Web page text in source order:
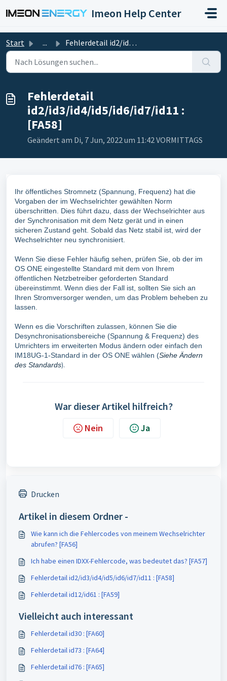
Imeon Help Center
Start ... Fehlerdetail id2/id3/id4/id5/id6/id7/id11 : [FA58]
Fehlerdetail
id2/id3/id4/id5/id6/id7/id11 :
[FA58]
Geändert am Di, 7 Jun, 2022 um 11:42 VORMITTAGS
Ihr öffentliches Stromnetz (Spannung, Frequenz) hat die
Vorgaben der im Wechselrichter gewählten Norm
überschritten. Dies führt dazu, dass der Wechselrichter aus
der Synchronisation mit dem Netz gerät und in einen
sicheren Zustand geht. Sobald das Netz stabil ist, wird der
Wechselrichter neu synchronisiert.
Wenn Sie diese Fehler häufig sehen, prüfen Sie, ob der im
OS ONE eingestellte Standard mit dem von Ihrem
öffentlichen Netzbetreiber geforderten Standard
übereinstimmt. Wenn dies der Fall ist, sollten Sie sich an
Ihren Stromversorger wenden, um das Problem beheben zu
lassen.
Wenn es die Vorschriften zulassen, können Sie die
Desynchronisationsbereiche (Spannung & Frequenz) des
Umrichters im erweiterten Modus ändern oder einfach den
IM18UG-1-Standard in der OS ONE wählen (Siehe Ändern
des Standards).
War dieser Artikel hilfreich?
Nein Ja
Drucken
Artikel in diesem Ordner -
Wie kann ich die Fehlercodes von meinem Wechselrichter
abrufen? [FA56]
Ich habe einen IDXX-Fehlercode, was bedeutet das? [FA57]
Fehlerdetail id2/id3/id4/id5/id6/id7/id11 : [FA58]
Fehlerdetail id12/id61 : [FA59]
Vielleicht auch interessant
Fehlerdetail id30 : [FA60]
Fehlerdetail id73 : [FA64]
Fehlerdetail id76 : [FA65]